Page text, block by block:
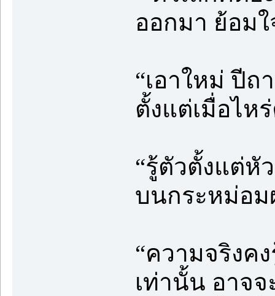
ออกมา ย้อม
“เอาใหม่ ปี
ตั้งแต่เมื่อไห
“รู้ตัวตั้งแต่หั
บนกระหม่อม
“ความจริงค
เท่านั้น อาจ